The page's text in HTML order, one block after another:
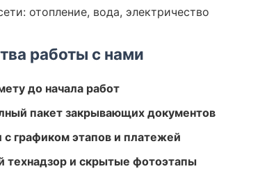
отопление, вода, электричество
работы с нами
до начала работ
пакет закрывающих документов
с графиком этапов и платежей
технадзор и скрытые фотоэтапы